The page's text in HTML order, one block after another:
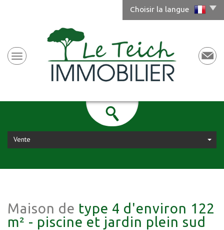
Choisir la langue
Vente
Maison de type 4 d'environ 122
m² - piscine et jardin plein sud